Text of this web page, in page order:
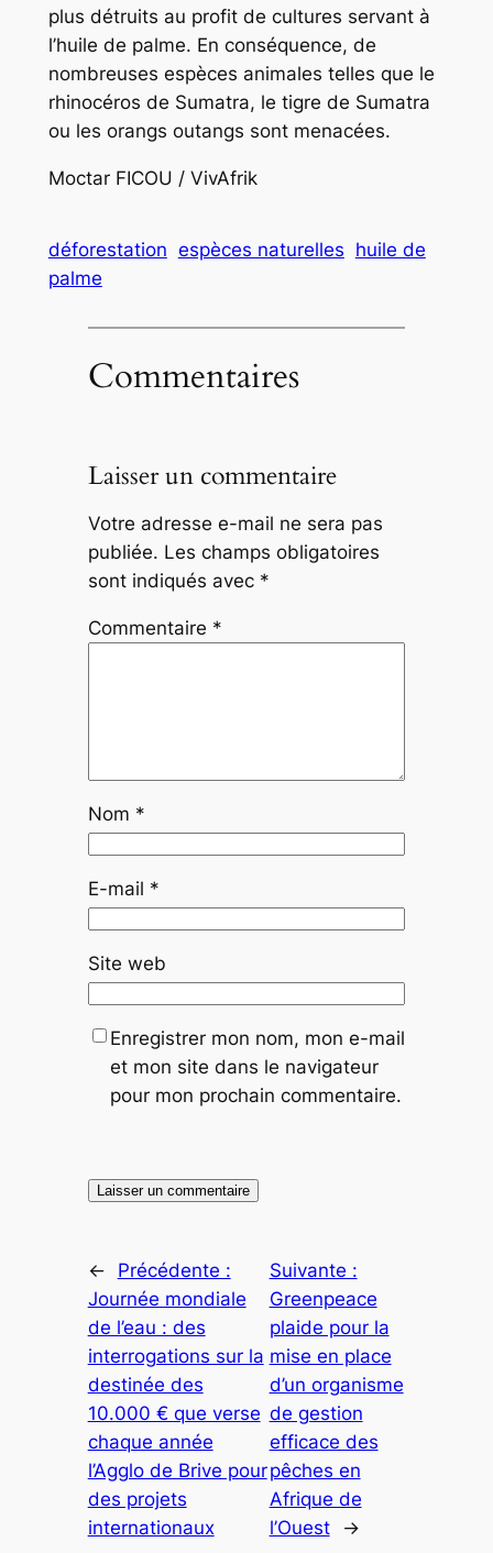
plus détruits au profit de cultures servant à
l’huile de palme. En conséquence, de
nombreuses espèces animales telles que le
rhinocéros de Sumatra, le tigre de Sumatra
ou les orangs outangs sont menacées.
Moctar FICOU / VivAfrik
déforestation espèces naturelles huile de
palme
Commentaires
Laisser un commentaire
Votre adresse e-mail ne sera pas
publiée. Les champs obligatoires
sont indiqués avec *
Commentaire *
Nom *
E-mail *
Site web
Enregistrer mon nom, mon e-mail
et mon site dans le navigateur
pour mon prochain commentaire.
←
Précédente :
Journée mondiale
de l’eau : des
interrogations sur la
destinée des
10.000 € que verse
chaque année
l’Agglo de Brive pour
des projets
internationaux
Suivante :
Greenpeace
plaide pour la
mise en place
d’un organisme
de gestion
efficace des
pêches en
Afrique de
l’Ouest
→